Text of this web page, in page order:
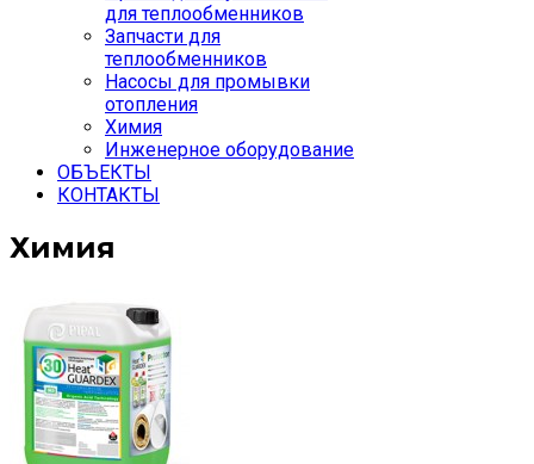
для теплообменников
Запчасти для
теплообменников
Насосы для промывки
отопления
Химия
Инженерное оборудование
ОБЪЕКТЫ
КОНТАКТЫ
Химия